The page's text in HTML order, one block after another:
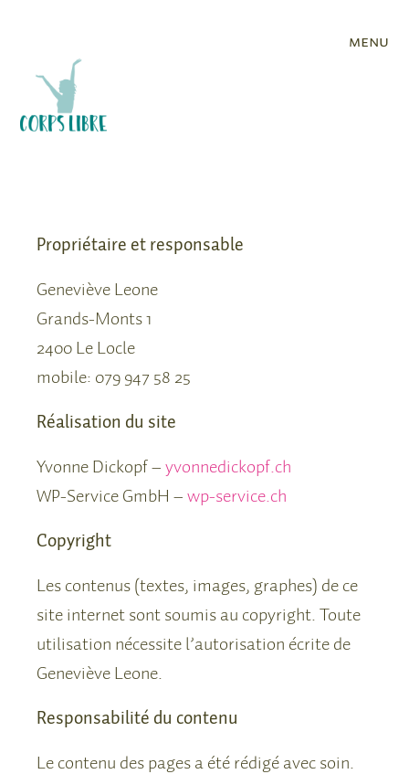
menu
Propriétaire et responsable
Geneviève Leone
Grands-Monts 1
2400 Le Locle
mobile: 079 947 58 25
Réalisation du site
Yvonne Dickopf –yvonnedickopf.ch
WP-Service GmbH –wp-service.ch
Copyright
Les contenus (textes, images, graphes) de ce
site internet sont soumis au copyright. Toute
utilisation nécessite l’autorisation écrite de
Geneviève Leone.
Responsabilité du contenu
Le contenu des pages a été rédigé avec soin.